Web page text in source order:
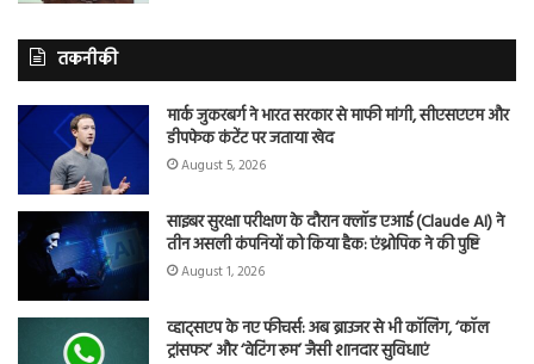
तकनीकी
मार्क जुकरबर्ग ने भारत सरकार से माफी मांगी, सीएसएएम और
डीपफेक कंटेंट पर जताया खेद
August 5, 2026
साइबर सुरक्षा परीक्षण के दौरान क्लॉड एआई (Claude AI) ने
तीन असली कंपनियों को किया हैक: एंथ्रोपिक ने की पुष्टि
August 1, 2026
व्हाट्सएप के नए फीचर्स: अब ब्राउजर से भी कॉलिंग, ‘कॉल
ट्रांसफर’ और ‘वेटिंग रूम’ जैसी शानदार सुविधाएं